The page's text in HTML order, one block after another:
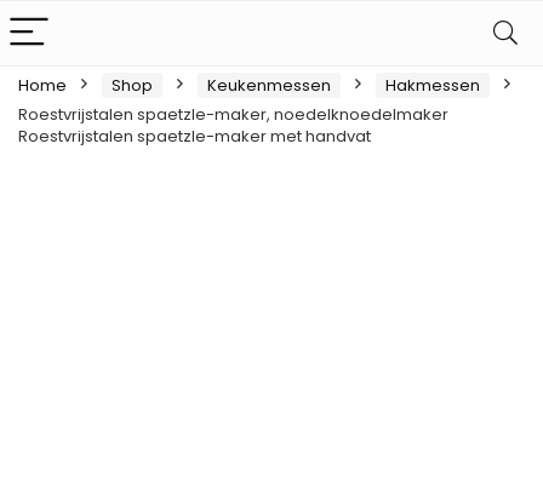
Home Shop Keukenmessen
Hakmessen
Roestvrijstalen spaetzle-maker, noedelknoedelmaker
Roestvrijstalen spaetzle-maker met handvat